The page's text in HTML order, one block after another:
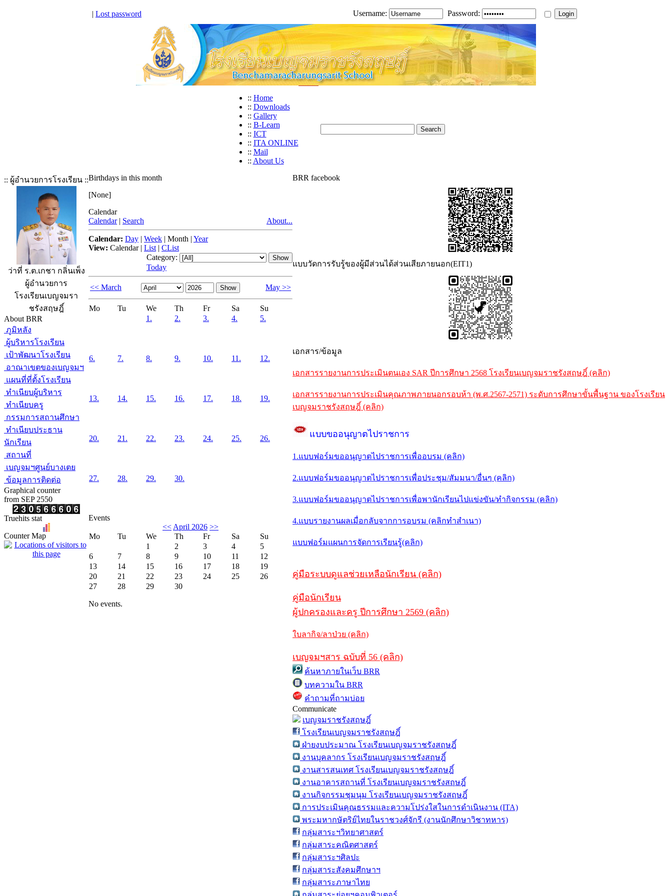
| Lost password Username: Password:
:: Home
:: Downloads
:: Gallery
:: B-Learn
:: ICT
:: ITA ONLINE
:: Mail
:: About Us
:: ผู้อำนวยการโรงเรียน ::
ว่าที่ ร.ต.เกชา กลิ่นเพ็ง
ผู้อำนวยการ
โรงเรียนเบญจมรา
ชรังสฤษฎิ์
About BRR
ภูมิหลัง
ผู้บริหารโรงเรียน
เป้าพัฒนาโรงเรียน
อาณาเขตของเบญจมฯ
แผนที่ที่ตั้งโรงเรียน
ทำเนียบผู้บริหาร
ทำเนียบครู
กรรมการสถานศึกษา
ทำเนียบประธาน
นักเรียน
สถานที่
เบญจมฯศูนย์บางเตย
ข้อมูลการติดต่อ
Graphical counter
from SEP 2550
Truehits stat
Counter Map
Birthdays in this month
[None]
Calendar
Calendar | Search About...
Calendar: Day | Week | Month | Year
View: Calendar| List | CList
Category:
Today
<< March May >>
Mo Tu We Th Fr Sa
Su
1.
2. 3. 4. 5.
6. 7. 8. 9. 10. 11. 12.
13. 14. 15. 16. 17. 18. 19.
20. 21. 22. 23. 24. 25. 26.
27. 28. 29. 30.
Events
<< April 2026 >>
Mo
Tu We Th Fr Sa
Su
1
2 3 4
5
6
7 8 9 10 11
12
13
14 15 16 17 18
19
20
21 22 23 24 25
26
27
28 29 30
No events.
BRR facebook
แบบวัดการรับรู้ของผู้มีส่วนได้ส่วนเสียภายนอก(EIT1)
เอกสาร/ข้อมูล
เอกสารรายงานการประเมินตนเอง SAR ปีการศึกษา 2568 โรงเรียนเบญจมราชรังสฤษฎิ์ (คลิก)
เอกสารรายงานการประเมินคุณภาพภายนอกรอบห้า (พ.ศ.2567-2571) ระดับการศึกษาขั้นพื้นฐาน ของโรงเรียน
เบญจมราชรังสฤษฎิ์ (คลิก)
แบบขออนุญาตไปราชการ
1.แบบฟอร์มขออนุญาตไปราชการเพื่ออบรม (คลิก)
2.แบบฟอร์มขออนุญาตไปราชการเพื่อประชุม/สัมมนา/อื่นๆ (คลิก)
3.แบบฟอร์มขออนุญาตไปราชการเพื่อพานักเรียนไปแข่งขัน/ทำกิจกรรม (คลิก)
4.แบบรายงานผลเมื่อกลับจากการอบรม (คลิกทำสำเนา)
แบบฟอร์มแผนการจัดการเรียนรู้(คลิก)
คู่มือระบบดูแลช่วยเหลือนักเรียน (คลิก)
คู่มือนักเรียน
ผู้ปกครองและครู ปีการศึกษา 2569 (คลิก)
ใบลากิจ/ลาป่วย (คลิก)
เบญจมฯสาร ฉบับที่ 56 (คลิก)
ค้นหาภายในเว็บ BRR
บทความใน BRR
คำถามที่ถามบ่อย
Communicate
เบญจมราชรังสฤษฎิ์
โรงเรียนเบญจมราชรังสฤษฎิ์
ฝ่ายงบประมาณ โรงเรียนเบญจมราชรังสฤษฎิ์
งานบุคลากร โรงเรียนเบญจมราชรังสฤษฎิ์
งานสารสนเทศ โรงเรียนเบญจมราชรังสฤษฎิ์
งานอาคารสถานที่ โรงเรียนเบญจมราชรังสฤษฎิ์
งานกิจกรรมชุมนุม โรงเรียนเบญจมราชรังสฤษฎิ์
การประเมินคุณธรรมและความโปร่งใสในการดำเนินงาน (ITA)
พระมหากษัตริย์ไทยในราชวงศ์จักรี (งานนักศึกษาวิชาทหาร)
กลุ่มสาระฯวิทยาศาสตร์
กลุ่มสาระคณิตศาสตร์
กลุ่มสาระฯศิลปะ
กลุ่มสาระสังคมศึกษาฯ
กลุ่มสาระภาษาไทย